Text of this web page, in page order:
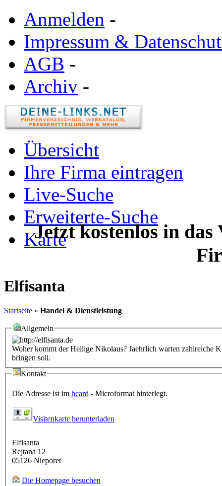
Anmelden -
Impressum &
AGB -
Archiv -
Übersicht
Ihre Firma eintragen
Live-Suche
Erweiterte-Suche
Karte
Jetzt kostenlos in
Elfisanta
Startseite » Handel & Dienstleistung
Allgemein
Woher kommt der Heilige Nikolaus? Jaehrlich warten zahlreiche
bringen soll.
Kontakt
Die Adresse ist im hcard - Microformat hinterlegt.
Visitenkarte herunterladen
Elfisanta
Rejtana 12
05126 Nieporet
Die Homepage besuchen